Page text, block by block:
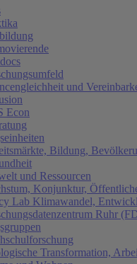
und
Econ
Bildung,
und Ressourcen
Konjunktur,
Lab Klimawandel,
Ruhr
Transformation,